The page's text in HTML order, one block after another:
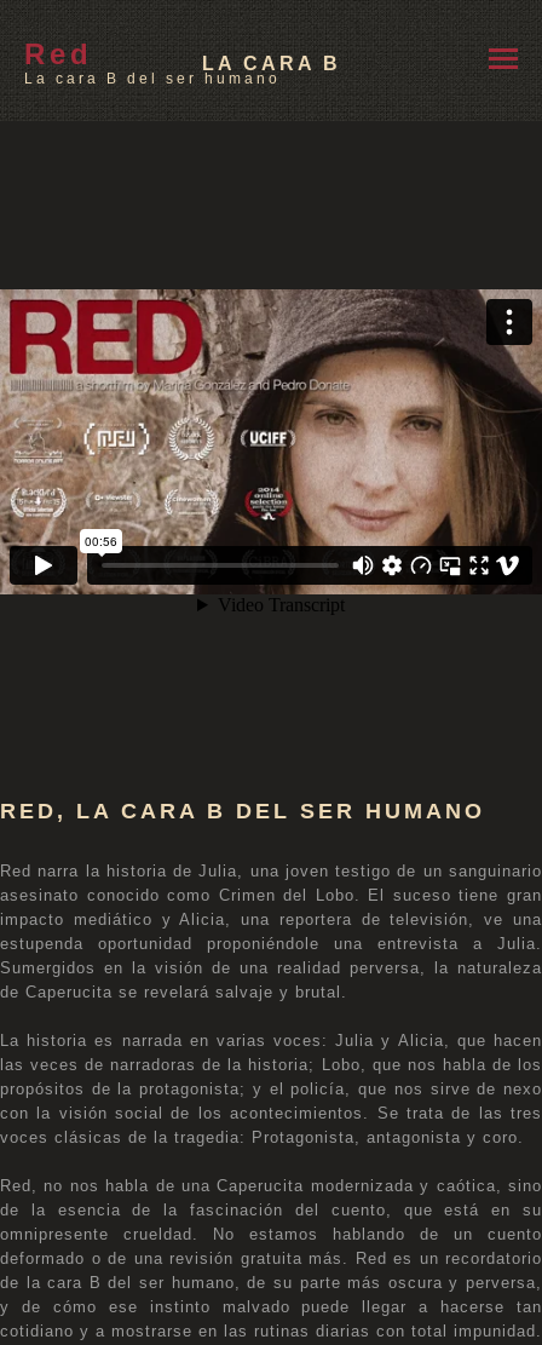
LA CARA B
Red
La cara B del ser humano
RED, LA CARA B DEL SER HUMANO
Red narra la historia de Julia, una joven testigo de un sanguinario
asesinato conocido como Crimen del Lobo. El suceso tiene gran
impacto mediático y Alicia, una reportera de televisión, ve una
estupenda oportunidad proponiéndole una entrevista a Julia.
Sumergidos en la visión de una realidad perversa, la naturaleza
de Caperucita se revelará salvaje y brutal.
La historia es narrada en varias voces: Julia y Alicia, que hacen
las veces de narradoras de la historia; Lobo, que nos habla de los
propósitos de la protagonista; y el policía, que nos sirve de nexo
con la visión social de los acontecimientos. Se trata de las tres
voces clásicas de la tragedia: Protagonista, antagonista y coro.
Red, no nos habla de una Caperucita modernizada y caótica, sino
de la esencia de la fascinación del cuento, que está en su
omnipresente crueldad. No estamos hablando de un cuento
deformado o de una revisión gratuita más. Red es un recordatorio
de la cara B del ser humano, de su parte más oscura y perversa,
y de cómo ese instinto malvado puede llegar a hacerse tan
cotidiano y a mostrarse en las rutinas diarias con total impunidad.